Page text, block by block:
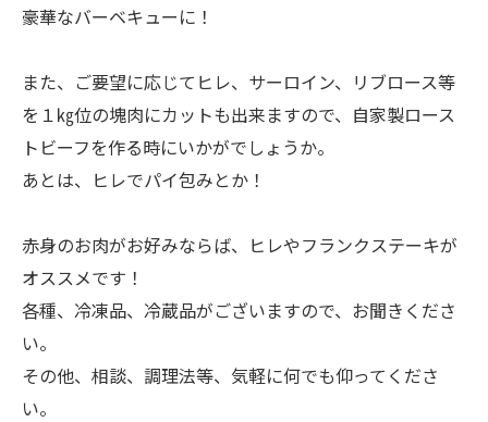
豪華なバーベキューに！
また、ご要望に応じてヒレ、サーロイン、リブロース等
を１㎏位の塊肉にカットも出来ますので、自家製ロース
トビーフを作る時にいかがでしょうか。
あとは、ヒレでパイ包みとか！
赤身のお肉がお好みならば、ヒレやフランクステーキが
オススメです！
各種、冷凍品、冷蔵品がございますので、お聞きくださ
い。
その他、相談、調理法等、気軽に何でも仰ってくださ
い。